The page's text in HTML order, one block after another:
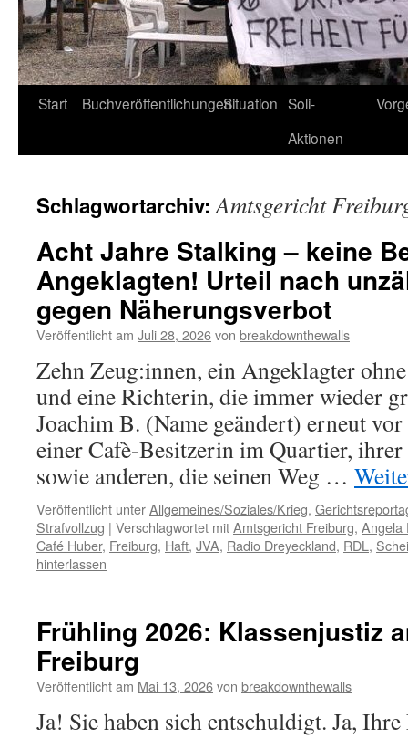
Start BuchveröffentlichungenSituation Soli-
Aktionen
Schlagwortarchiv:Amtsgericht
Acht Jahre Stalking – keine
Angeklagten! Urteil nach
gegen Näherungsverbot
Veröffentlicht am Juli 28, 2026von breakdownthewalls
Zehn Zeug:innen, ein Angeklagter
und eine Richterin, die immer wieder
Joachim B. (Name geändert) erneut
einer Cafè-Besitzerin im Quartier,
sowie anderen, die seinen Weg …
Veröffentlicht unterAllgemeines/Soziales/Krieg,
Strafvollzug | Verschlagwortet mitAmtsgericht Freiburg, Angela
Café Huber, Freiburg, Haft, JVA, Radio Dreyeckland, RDL ,
hinterlassen
Frühling 2026: Klassenjustiz
Freiburg
Veröffentlicht am Mai 13, 2026von breakdownthewalls
Ja! Sie haben sich entschuldigt. Ja,